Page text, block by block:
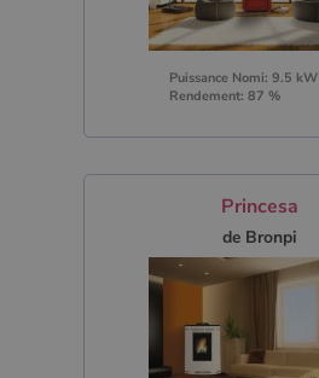
Puissance Nomi: 9.5 kW
Rendement: 87 %
Princesa
de Bronpi